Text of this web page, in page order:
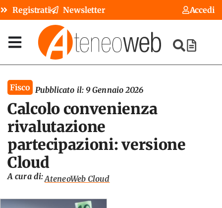
Registrati Newsletter Accedi
Fisco Pubblicato il: 9 Gennaio 2026
Calcolo convenienza
rivalutazione
partecipazioni: versione
Cloud
A cura di:AteneoWeb Cloud